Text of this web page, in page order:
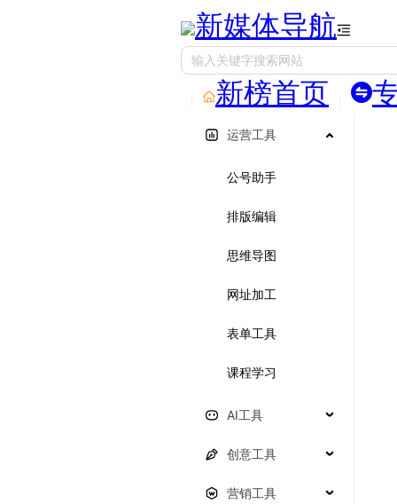
新媒体导航
新榜首页
运营工具
公号助手
排版编辑
思维导图
网址加工
表单工具
课程学习
AI工具
创意工具
营销工具